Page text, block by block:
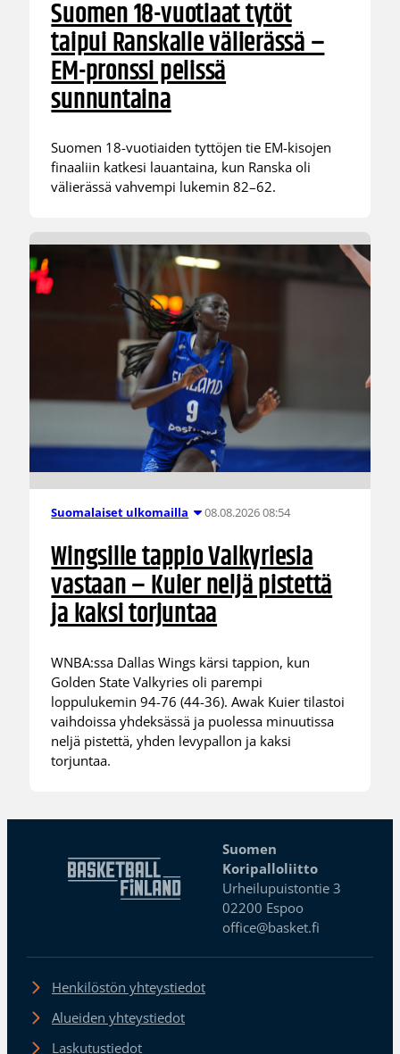
Suomen 18-vuotiaat tytöt
taipui Ranskalle välierässä –
EM-pronssi pelissä
sunnuntaina
Suomen 18-vuotiaiden tyttöjen tie EM-kisojen
finaaliin katkesi lauantaina, kun Ranska oli
välierässä vahvempi lukemin 82–62.
Suomalaiset ulkomailla 08.08.2026 08:54
Wingsille tappio Valkyriesia
vastaan – Kuier neljä pistettä
ja kaksi torjuntaa
WNBA:ssa Dallas Wings kärsi tappion, kun
Golden State Valkyries oli parempi
loppulukemin 94-76 (44-36). Awak Kuier tilastoi
vaihdoissa yhdeksässä ja puolessa minuutissa
neljä pistettä, yhden levypallon ja kaksi
torjuntaa.
Suomen
Koripalloliitto
Urheilupuistontie 3
02200 Espoo
office@basket.fi
Henkilöstön yhteystiedot
Alueiden yhteystiedot
Laskutustiedot